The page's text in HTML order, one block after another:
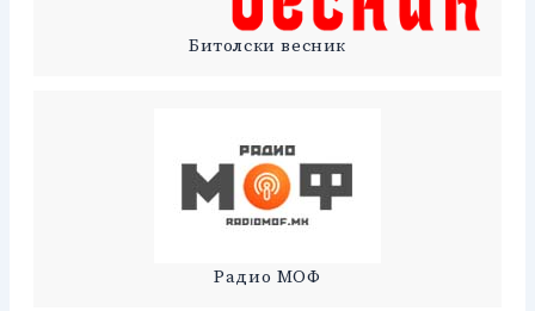
Битолски весник
Радио МОФ